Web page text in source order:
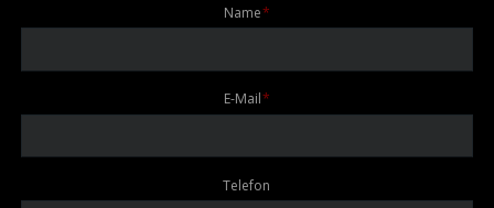
Pflichtfeld
Name*
Pflichtfeld
E-Mail*
Telefon